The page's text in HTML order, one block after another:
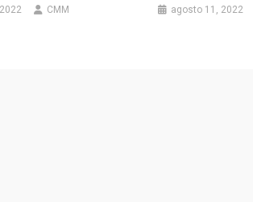
CMM agosto 11, 2022